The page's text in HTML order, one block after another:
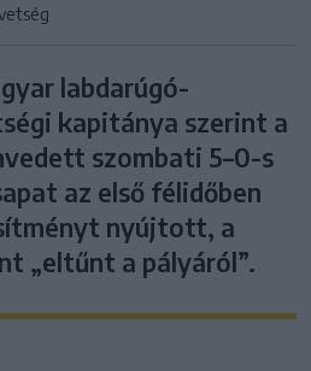
labdarúgó-
kapitánya szerint a
szombati 5–0-s
az első félidőben
nyújtott, a
„eltűnt a pályáról”.